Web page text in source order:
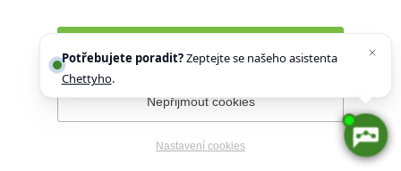
Nepřijmout cookies
Nastavení cookies
Potřebujete poradit?Zeptejte se našeho asistenta
Chettyho.